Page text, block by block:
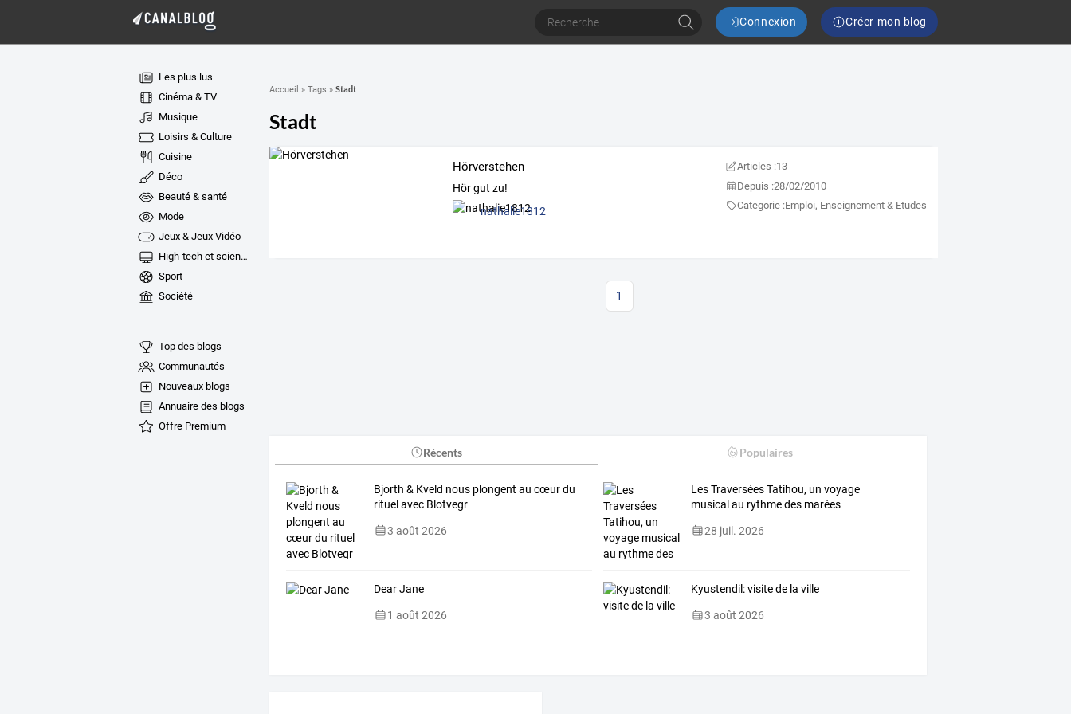
Connexion Créer mon blog
Les plus lus
Cinéma & TV
Musique
Loisirs & Culture
Cuisine
Déco
Beauté & santé
Mode
Jeux & Jeux Vidéo
High-tech et sciences
Sport
Société
Top des blogs
Communautés
Nouveaux blogs
Annuaire des blogs
Offre Premium
Accueil » Tags » Stadt
Stadt
Hörverstehen
Hör gut zu!
nathalie1812
Articles :13
Depuis :28/02/2010
Categorie :Emploi, Enseignement & Etudes
1
Récents Populaires
Bjorth & Kveld nous plongent au cœur du
rituel avec Blotvegr
3 août 2026
Les Traversées Tatihou, un voyage
musical au rythme des marées
28 juil. 2026
Dear Jane
1 août 2026
Kyustendil: visite de la ville
3 août 2026